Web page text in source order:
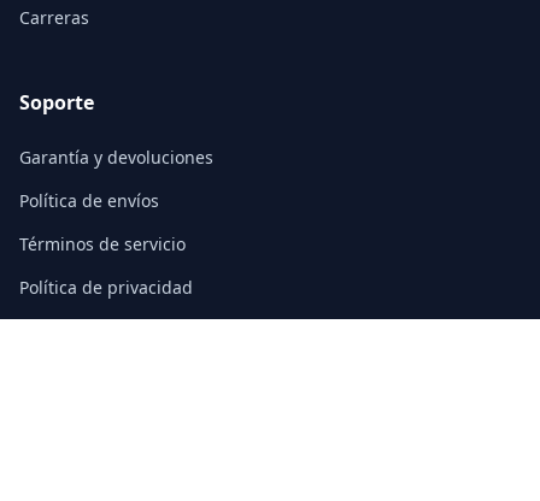
Carreras
Soporte
Garantía y devoluciones
Política de envíos
Términos de servicio
Política de privacidad